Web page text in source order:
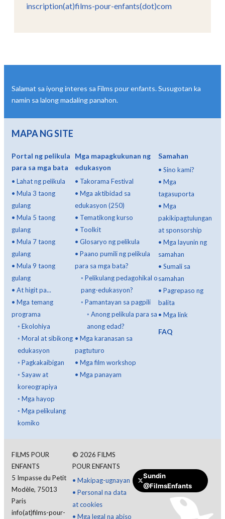
inscription(at)films-pour-enfants(dot)com
Salamat sa iyong interes sa Films pour enfants. Susugotan ka
namin sa lalong madaling panahon.
MAPA NG SITE
Portal ng pelikula
para sa mga bata
• Lahat ng pelikula
• Mula 3 taong
gulang
• Mula 5 taong
gulang
• Mula 7 taong
gulang
• Mula 9 taong
gulang
• At higit pa...
• Mga temang
programa
◦ Ekolohiya
◦ Moral at sibikong
edukasyon
◦ Pagkakaibigan
◦ Sayaw at
koreograpiya
◦ Mga hayop
◦ Mga pelikulang
komiko
Mga mapagkukunan ng
edukasyon
• Takorama Festival
• Mga aktibidad sa
edukasyon (250)
• Tematikong kurso
• Toolkit
• Glosaryo ng pelikula
• Paano pumili ng pelikula
para sa mga bata?
◦ Pelikulang pedagohikal o
pang-edukasyon?
◦ Pamantayan sa pagpili
◦ Anong pelikula para sa
anong edad?
• Mga karanasan sa
pagtuturo
• Mga film workshop
• Mga panayam
Samahan
•Sino kami?
•Mga
tagasuporta
•Mga
pakikipagtulungan
at sponsorship
•Mga layunin ng
samahan
•Sumali sa
samahan
•Pagrepaso ng
balita
•Mga link
FAQ
FILMS POUR
ENFANTS
5 Impasse du Petit
Modèle, 75013
Paris
info(at)films-pour-
© 2026 FILMS
POUR ENFANTS
• Makipag-ugnayan
• Personal na data
at cookies
• Mga legal na abiso
Sundin
@FilmsEnfants